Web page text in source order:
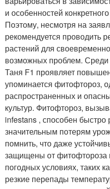
и особенностей
Поэтому, несмотря на
рекомендуется проводить
растений для
возможных проблем. Среди
Таня F1 проявляет
упоминается фитофтороз,
распространенных и
культур. Фитофтороз,
infestans , способен быстро
значительным потерям
помнить, что даже
защищены от фитофтороза
погодных условиях, таких
резкие перепады